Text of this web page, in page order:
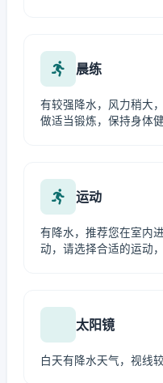
晨练
有较强降水，风力稍大
做适当锻炼，保持身体健
运动
有降水，推荐您在室内
动，请选择合适的运动
太阳镜
白天有降水天气，视线